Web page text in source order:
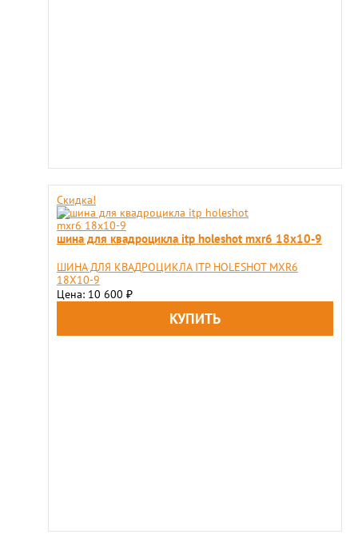
Скидка!
шина для квадроцикла itp holeshot mxr6 18x10-9
ШИНА ДЛЯ КВАДРОЦИКЛА ITP HOLESHOT MXR6
18X10-9
Цена: 10 600 ₽